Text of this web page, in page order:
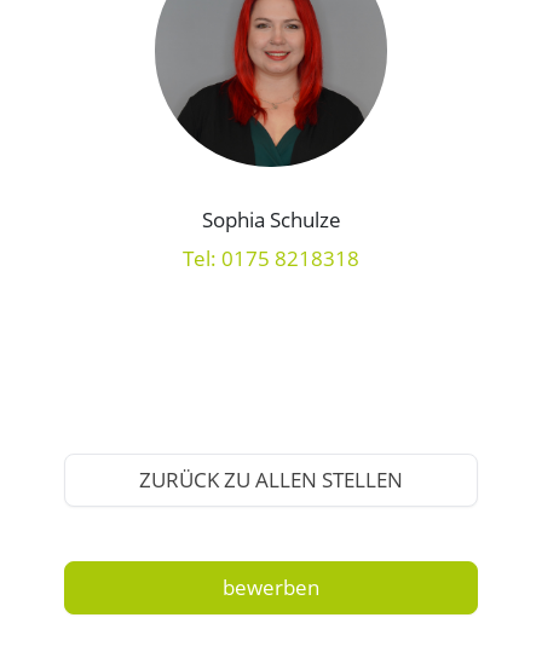
Sophia Schulze
Tel: 0175 8218318
ZURÜCK ZU ALLEN STELLEN
bewerben